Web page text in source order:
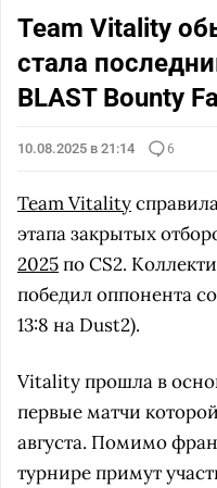
Team Vitality
стала
BLAST Bounty
10.08.2025 в 21:14 6
Team Vitality
этапа закрытых
2025по CS2.
победил оппонента
13:8 на Dust2).
Vitality прошла в
первые матчи
августа. Помимо
турнире примут